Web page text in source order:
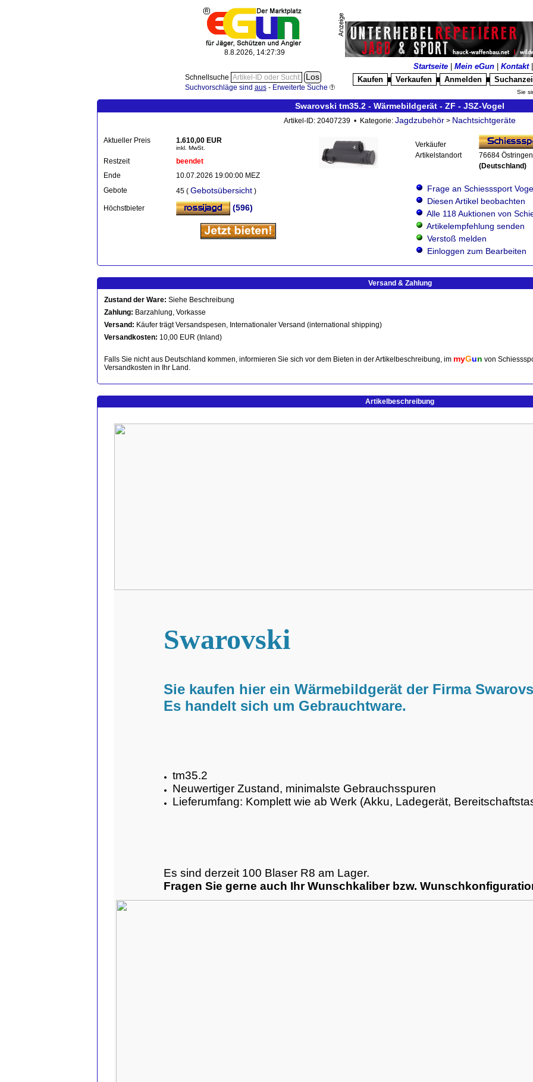
8.8.2026, 14:27:40
Schnellsuche
Suchvorschläge sind aus- Erweiterte Suche
Startseite Mein eGun Kontakt
Kaufen
Verkaufen Anmelden
Sie
Swarovski tm35.2 - Wärmebildgerät - ZF - JSZ-Vogel
Artikel-ID: 20407239 • Kategorie: Jagdzubehör > Nachtsichtgeräte
Aktueller Preis 1.610,00 EUR
inkl. MwSt.
Restzeit
beendet
Ende
10.07.2026 19:00:00 MEZ
Gebote
45 ( Gebotsübersicht )
Höchstbieter (596)
Verkäufer
Artikelstandort
76684 Östringen
(Deutschland)
Frage an Schiesssport
Diesen Artikel beobachten
Alle 118 Auktionen von
Artikelempfehlung senden
Verstoß melden
Einloggen zum Bearbeiten
Versand & Zahlung
Zustand der Ware: Siehe Beschreibung
Zahlung: Barzahlung, Vorkasse
Versand: Käufer trägt Versandspesen, Internationaler Versand (international shipping)
Versandkosten: 10,00 EUR (Inland)
Falls Sie nicht aus Deutschland kommen, informieren Sie sich vor dem Bieten in der Artikelbeschreibung, im myGun von
Versandkosten in Ihr Land.
Artikelbeschreibung
Swarovski
Sie kaufen hier ein Wärmebildgerät der Firma
Es handelt sich um Gebrauchtware.
tm35.2
Neuwertiger Zustand, minimalste Gebrauchsspuren
Lieferumfang: Komplett wie ab Werk (Akku, Ladegerät,
Es sind derzeit 100 Blaser R8 am Lager.
Fragen Sie gerne auch Ihr Wunschkaliber bzw.